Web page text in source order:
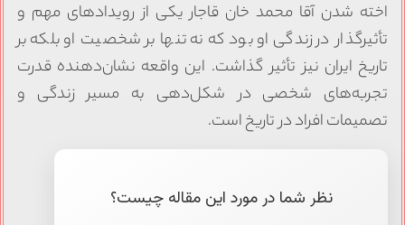
اخته شدن آقا محمد خان قاجار یکی از رویدادهای مهم و
تأثیرگذار در زندگی او بود که نه تنها بر شخصیت او بلکه بر
تاریخ ایران نیز تأثیر گذاشت. این واقعه نشان‌دهنده قدرت
تجربه‌های شخصی در شکل‌دهی به مسیر زندگی و
تصمیمات افراد در تاریخ است.
نظر شما در مورد این مقاله چیست؟